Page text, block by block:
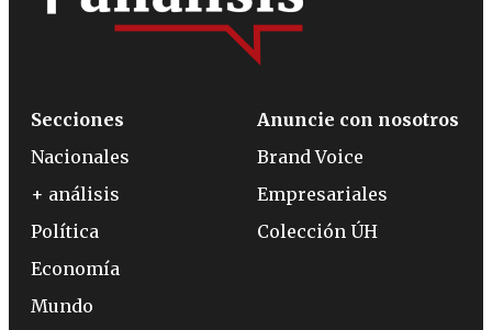
Secciones
Nacionales
+ análisis
Política
Economía
Mundo
Anuncie con nosotros
Brand Voice
Empresariales
Colección ÚH